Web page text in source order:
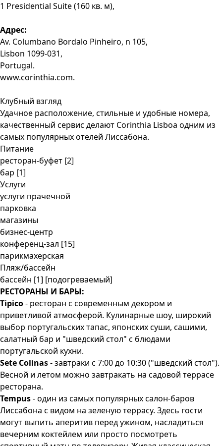
1 Presidential Suite (160 кв. м),
Адрес:
Av. Columbano Bordalo Pinheiro, n 105,
Lisbon 1099-031,
Portugal.
www.corinthia.com.
Клубный взгляд
Удачное расположение, стильные и удобные номера,
качественный сервис делают Corinthia Lisboa одним из
самых популярных отелей Лиссабона.
Питание
ресторан-буфет [2]
бар [1]
Услуги
услуги прачечной
парковка
магазины
бизнес-центр
конференц-зал [15]
парикмахерская
Пляж/бассейн
бассейн [1] [подогреваемый]
РЕСТОРАНЫ И БАРЫ:
Tipico- ресторан с современным декором и
приветливой атмосферой. Кулинарные шоу, широкий
выбор португальских тапас, японских суши, сашими,
салатный бар и "шведский стол" с блюдами
португальской кухни.
Sete Colinas- завтраки с 7:00 до 10:30 ("шведский стол").
Весной и летом можно завтракать на садовой террасе
ресторана.
Tempus- один из самых популярных салон-баров
Лиссабона с видом на зеленую террасу. Здесь гости
могут выпить аперитив перед ужином, насладиться
вечерним коктейлем или просто посмотреть